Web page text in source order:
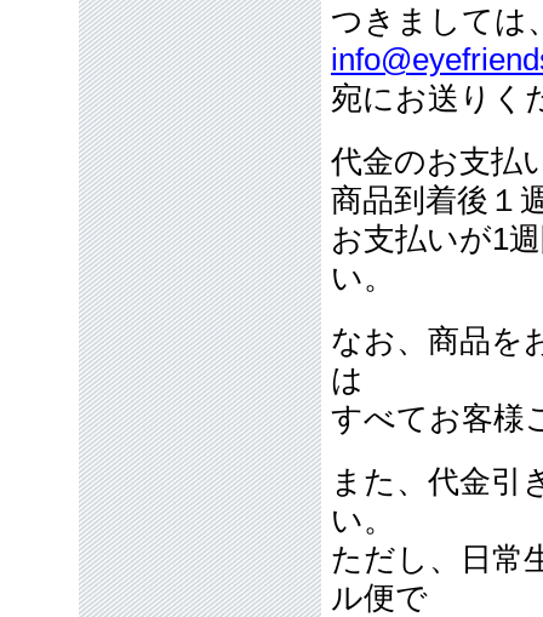
つきましては
宛にお送りく
代金のお支払
商品到着後１
お支払いが1
い。
なお、商品を
は
すべてお客様
また、代金引
い。
ただし、日常
ル便で